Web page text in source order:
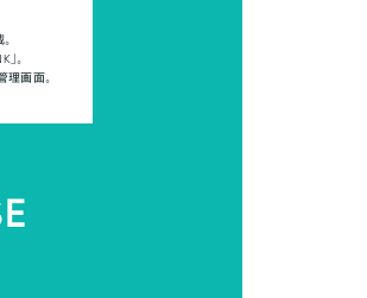
。
理画面。